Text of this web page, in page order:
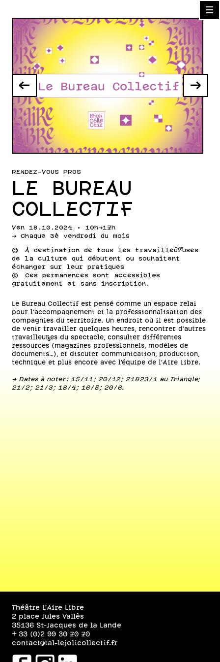
☰
← →
RENDEZ-VOUS PROS
LE BUREAU
COLLECTIF
Ven 18.10.2024 • 10h->17h
-> Chaque 3è vendredi du mois
⌣
de la culture qui débutent ou souhaitent
échanger sur leur pratiques
💰
gratuitement et sans inscription.
Le Bureau Collectif est pensé comme un espace relai
pour l’accompagnement et la professionnalisation des
compagnies du territoire. Un endroit où il est possible
de venir travailler quelques heures, rencontrer d’autres
travailleur·ses du spectacle, consulter différentes
ressources (magazines professionnels, modèles de
documents...), et discuter communication, production,
technique et plus encore avec l’équipe de l’Aire Libre.
-> Dates à noter : 15/11 ; 20/12 ; 21&23/1 au Triangle;
21/2 ; 21/3 ; 18/4 ; 16/5 ; 20/6.
Théâtre L’Aire Libre
2 place Jules Vallès
35136 St-Jacques de la Lande
+ 33 (0)2 99 30 70 70
contact@tal-lejolicollectif.fr